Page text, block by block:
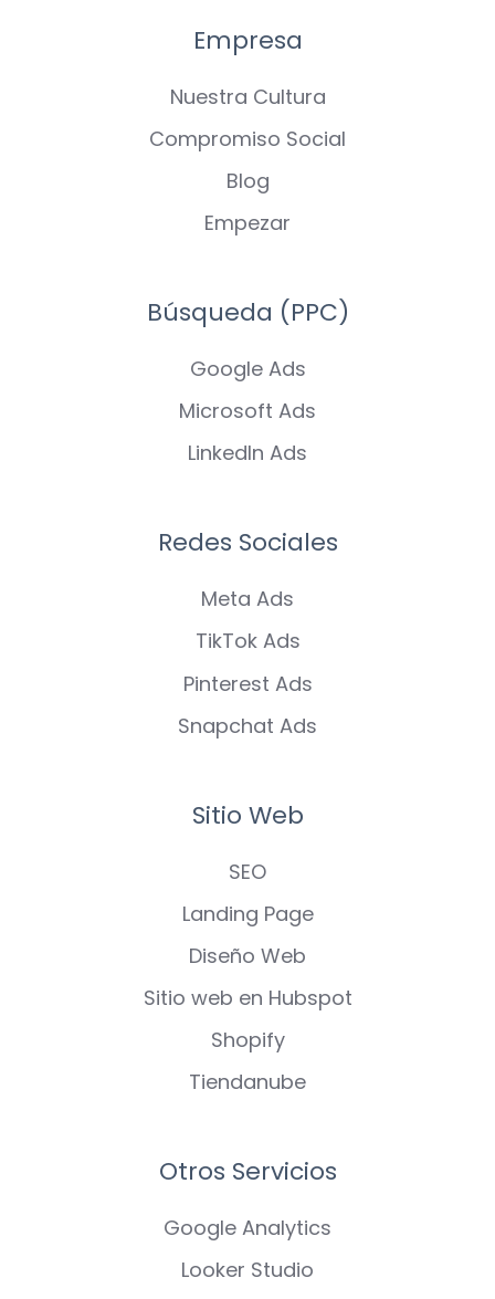
Empresa
Nuestra Cultura
Compromiso Social
Blog
Empezar
Búsqueda (PPC)
Google Ads
Microsoft Ads
LinkedIn Ads
Redes Sociales
Meta Ads
TikTok Ads
Pinterest Ads
Snapchat Ads
Sitio Web
SEO
Landing Page
Diseño Web
Sitio web en Hubspot
Shopify
Tiendanube
Otros Servicios
Google Analytics
Looker Studio